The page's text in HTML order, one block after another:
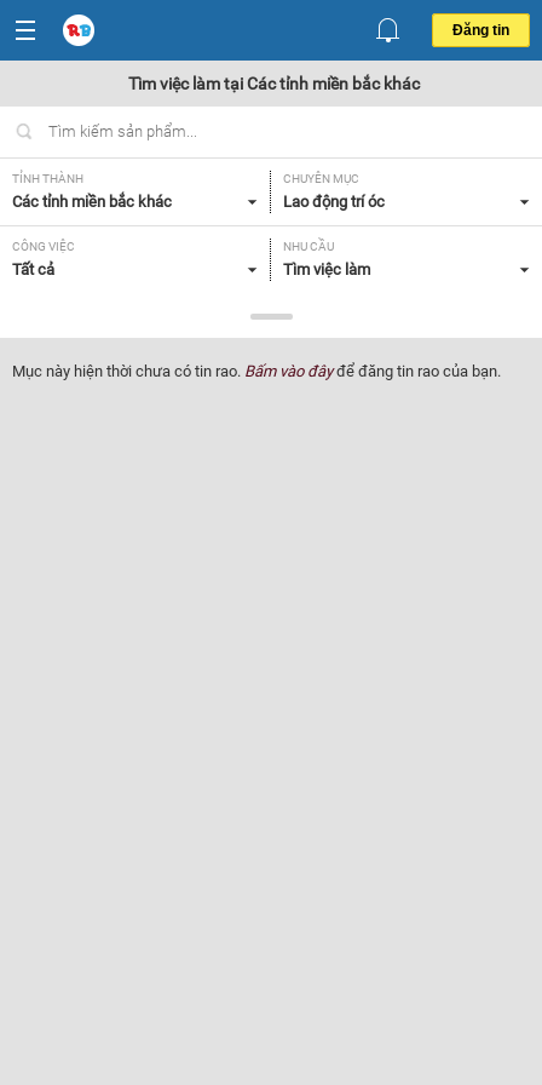
Đăng tin
Tìm việc làm tại Các tỉnh miền bắc khác
TỈNH THÀNH
Các tỉnh miền bắc khác
CHUYÊN MỤC
Lao động trí óc
CÔNG VIỆC
Tất cả
NHU CẦU
Tìm việc làm
Tất cả
Mục này hiện thời chưa có tin rao. Bấm vào đâyđể đăng tin rao của bạn.